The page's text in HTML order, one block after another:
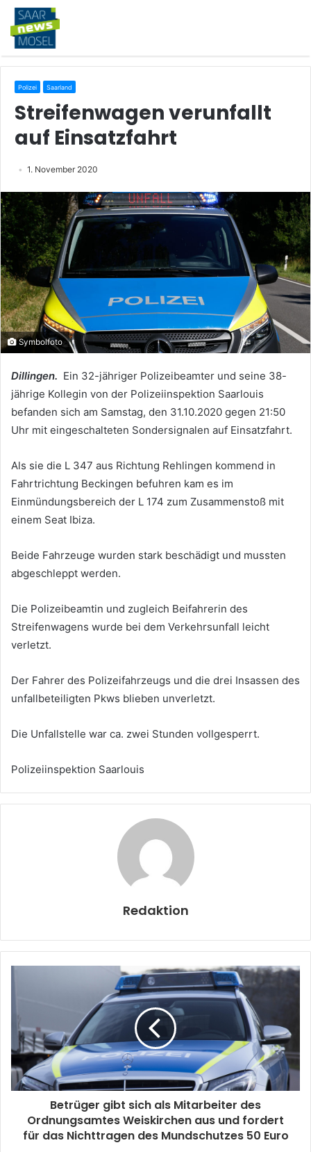
Polizei Saarland
Streifenwagen verunfallt
auf Einsatzfahrt
1. November 2020
Symbolfoto
Dillingen. Ein 32-jähriger Polizeibeamter und seine 38-
jährige Kollegin von der Polizeiinspektion Saarlouis
befanden sich am Samstag, den 31.10.2020 gegen 21:50
Uhr mit eingeschalteten Sondersignalen auf Einsatzfahrt.
Als sie die L 347 aus Richtung Rehlingen kommend in
Fahrtrichtung Beckingen befuhren kam es im
Einmündungsbereich der L 174 zum Zusammenstoß mit
einem Seat Ibiza.
Beide Fahrzeuge wurden stark beschädigt und mussten
abgeschleppt werden.
Die Polizeibeamtin und zugleich Beifahrerin des
Streifenwagens wurde bei dem Verkehrsunfall leicht
verletzt.
Der Fahrer des Polizeifahrzeugs und die drei Insassen des
unfallbeteiligten Pkws blieben unverletzt.
Die Unfallstelle war ca. zwei Stunden vollgesperrt.
Polizeiinspektion Saarlouis
Redaktion
Betrüger gibt sich als Mitarbeiter des
Ordnungsamtes Weiskirchen aus und fordert
für das Nichttragen des Mundschutzes 50 Euro